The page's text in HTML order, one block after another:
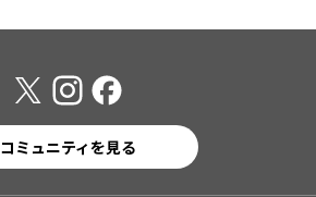
コミュニティを見る